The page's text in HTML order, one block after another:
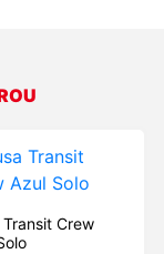
Transit Crew